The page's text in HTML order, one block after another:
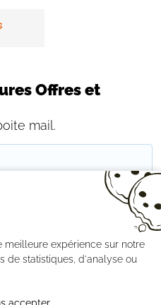
Offres et
mail.
LIVRAISON
RÉTRACTATION
BLOG
GESTION DES COOKIES
meilleure expérience sur notre
de statistiques, d'analyse ou